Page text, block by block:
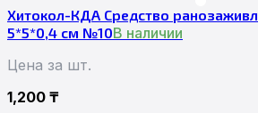
Хитокол-КДА Средство
5*5*0,4 см №10В наличии
Цена за шт.
1,200 ₸